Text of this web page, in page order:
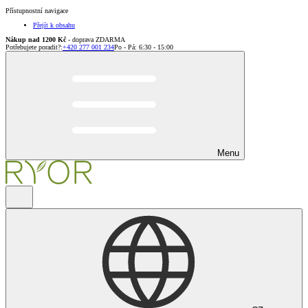
Přístupnostní navigace
Přejít k obsahu
Nákup nad 1200 Kč - doprava ZDARMA
Potřebujete poradit?:+420 277 001 234Po - Pá: 6:30 - 15:00
Menu